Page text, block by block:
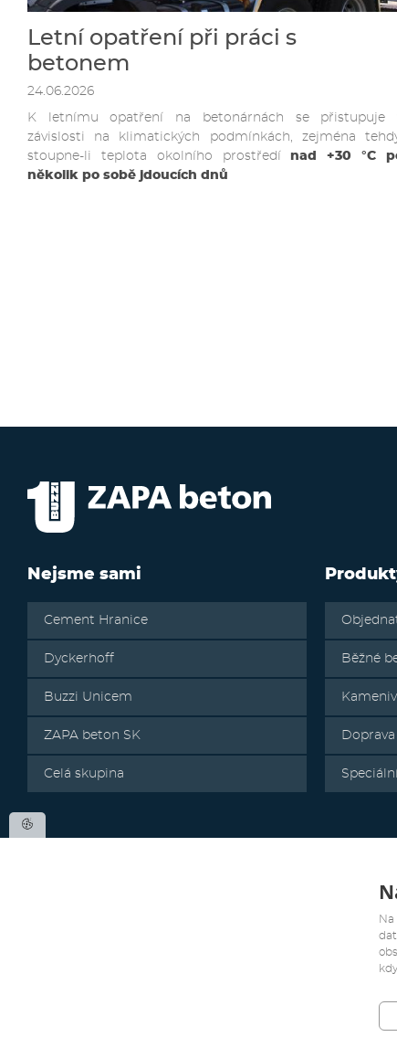
Letní opatření při práci s
betonem
24.06.2026
K letnímu opatření na betonárnách se přistupuje
závislosti na klimatických podmínkách, zejména
stoupne-li teplota okolního prostředínad +30 °C
několik po sobě jdoucích dnů
Nejsme sami
Cement Hranice
Dyckerhoff
Buzzi Unicem
ZAPA beton SK
Celá skupina
Běžné